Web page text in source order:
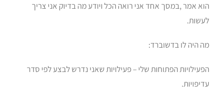
הוא אמר ,במסך אחד אני רואה הכל ויודע מה בדיוק אני צריך
לעשות.
מה היה לו בדשוברד:
הפעילויות הפתוחות שלי – פעילויות שאני נדרש לבצע לפי סדר
עדיפויות.